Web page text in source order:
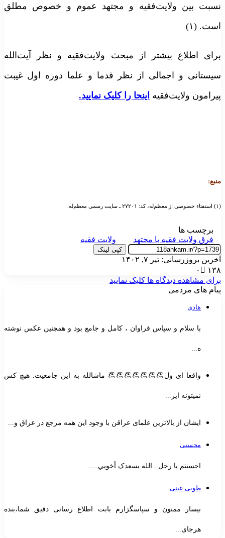
نسبت بین ولایت‌فقیه و مجتهد عموم و خصوص مطلق
است. (۱)
برای اطلاع بیشتر از مبحث ولایت‌فقیه و نظر آیت‌الله
سیستانی و اجمالی از نظر قدما و علما دوره اول غیبت
پیرامون ولایت‌فقیه اینجا را کلیک نمایید.
منبع:
(۱) استفتاء خصوصی از معظم‌له، کد: ۲۷۲۰۱ ـ سایت رسمی معظم‌له.
برچسب ها
فرق ولایت فقیه با مجتهد
ولایت فقیه
کپی لینک
آخرین بروزرسانی: تیر ۷, ۱۴۰۲
۰
۱۳۸
برای مشاهده دیدگاه ها کلیک نمایید
پیام های مردمی
هادی
با سلام و سپاس فراوان ، کامل و جامع بود و همچنین عکس نوشته
ه...
واقعا ای ول👏👏👏👏👏👏👏 ماشالله به این جامعیت. هیچ کس
نمیتونه ایر...
ایشان از بالاترین علمای عراقن با وجود این همه مرجع در عراق و...
محسنی
احسنتم یا رجل...الله یسعدک أخويي.....
طوبی عینی
بیسار ممنون و سپاسگزارم بابت اطلاع رسانی دقیق شما،بنده
هرجای...